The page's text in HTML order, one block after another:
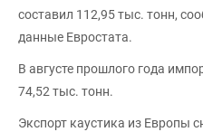
составил 112,95 тыс. тонн,
данные Евростата.
В августе прошлого года
74,52 тыс. тонн.
Экспорт каустика из Европы